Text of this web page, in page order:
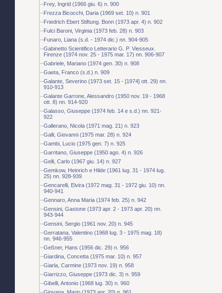
Frey, Ingrid (1966 giu. 6) n. 900
Frezza Bicocchi, Daria (1969 set. 10) n. 901
Friedrich Ebert Stiftung. Bonn (1973 apr. 4) n. 902
Fulci Baroni, Virginia (1973 feb. 28) n. 903
Funaro, Liana (s.d. - 1974 dic.) nn. 904-905
Gabinetto Scientifico Letterario G. P. Viesseux.
Firenze (1974 nov. 25 - 1975 mar. 17) nn. 906-907
Gabriele, Mariano (1974 gen. 30) n. 908
Gaeta, Franco (s.d.) n. 909
Galante, Severino (1973 set. 15 - [1974] ott. 29) nn.
910-913
Galante Garrone, Alessandro (1950 nov. 19 - 1968
ott. 8) nn. 914-920
Galasso, Giuseppe (1974 feb. 14 e s.d.) nn. 921-
922
Gallerano, Nicola (1971 mag. 21) n. 923
Galli, Giovanni (1975 mar. 28) n. 924
Gambi, Lucio (1975 gen. 7) n. 925
Garritano, Giuseppe (1950 ago. 4) n. 926
Gelli, Carlo (1967 giu. 14) n. 927
Gemkow, Heinrich e Hilde (1961 lug. 31 - 1974 lug.
25) nn. 928-939
Gencarelli, Elvira (1972 mag. 31 - 1972 giu. 10) nn.
940-941
Gennaro, Anna Maria (1974 feb. 25) n. 942
Gensini, Gastone (1973 apr. 2 - 1973 apr. 20) nn.
943-944
Gensini, Sergio (1961 nov. 20) n. 945
Gerratana, Valentino (1968 lug. 3 - 1975 mag. 18)
nn. 946-955
Geßner, Hans (1956 dic. 29) n. 956
Giardina, Concetta (1975 mar. 10) n. 957
Giarla, Carmine (1973 nov. 19) n. 958
Giarrizzo, Giuseppe (1973 dic. 3) n. 959
Gibelli, Antonio (1968 lug. 30) n. 960
Giovana, Mario (1973 apr. 20) n. 961